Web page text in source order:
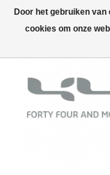
Door het gebruiken
cookies om onze